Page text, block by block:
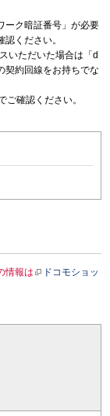
ーク暗証番号」が必要
認ください。
いただいた場合は「d
契約回線をお持ちでな
ご確認ください。
情報は
ドコモショッ